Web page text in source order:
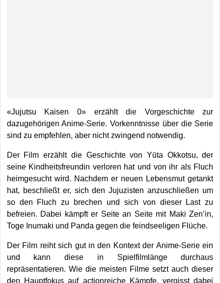
«Jujutsu Kaisen 0» erzählt die Vorgeschichte zur
dazugehörigen Anime-Serie. Vorkenntnisse über die Serie
sind zu empfehlen, aber nicht zwingend notwendig.
Der Film erzählt die Geschichte von Yūta Okkotsu, der
seine Kindheitsfreundin verloren hat und von ihr als Fluch
heimgesucht wird. Nachdem er neuen Lebensmut getankt
hat, beschließt er, sich den Jujuzisten anzuschließen um
so den Fluch zu brechen und sich von dieser Last zu
befreien. Dabei kämpft er Seite an Seite mit Maki Zen’in,
Toge Inumaki und Panda gegen die feindseeligen Flüche.
Der Film reiht sich gut in den Kontext der Anime-Serie ein
und kann diese in Spielfilmlänge durchaus
repräsentatieren. Wie die meisten Filme setzt auch dieser
den Hauptfokus auf actionreiche Kämpfe, vergisst dabei